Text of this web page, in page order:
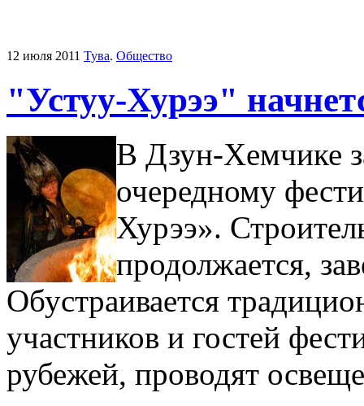
12 июля 2011 Тува. Общество
"Устуу-Хурээ"
В Дзун-Хемчике
очередному
Хурээ».
продолжается,
Обустраивается
участников и гостей
рубежей, проводят